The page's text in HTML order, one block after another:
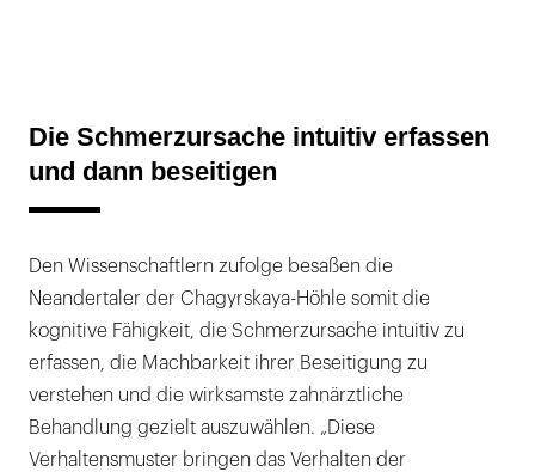
Die Schmerzursache intuitiv erfassen
und dann beseitigen
Den Wissenschaftlern zufolge besaßen die
Neandertaler der Chagyrskaya-Höhle somit die
kognitive Fähigkeit, die Schmerzursache intuitiv zu
erfassen, die Machbarkeit ihrer Beseitigung zu
verstehen und die wirksamste zahnärztliche
Behandlung gezielt auszuwählen. „Diese
Verhaltensmuster bringen das Verhalten der